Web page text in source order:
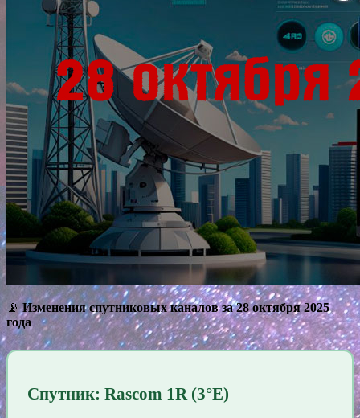
📡Изменения спутниковых каналов за 28 октября 2025
года
Спутник: Rascom 1R (3°E)